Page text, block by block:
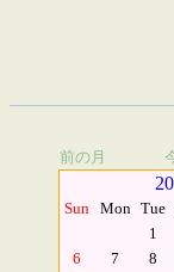
前の月
Sun Mon Tue
1
6
7 8